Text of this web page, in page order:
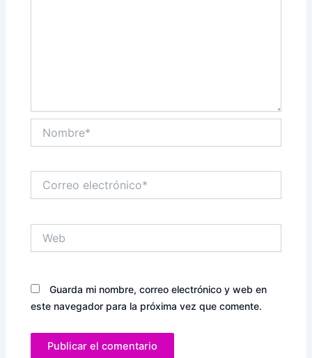
electrónico*
Guarda mi nombre, correo electrónico y web en
este navegador para la próxima vez que comente.